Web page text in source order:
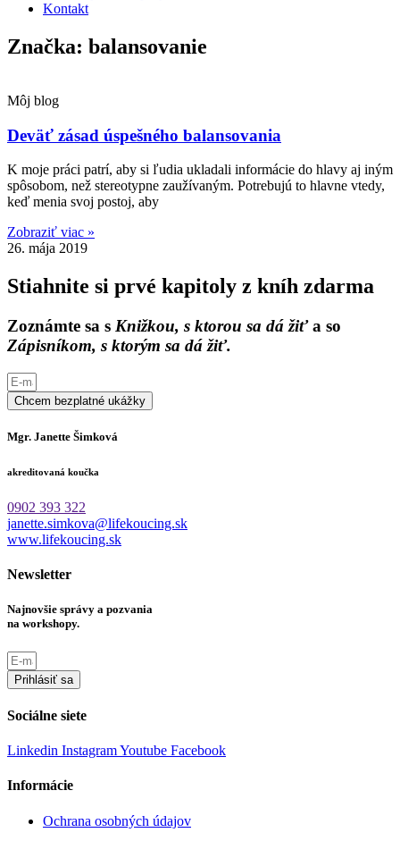
Kontakt
Značka: balansovanie
Môj blog
Deväť zásad úspešného balansovania
K moje práci patrí, aby si ľudia ukladali informácie do hlavy aj iným
spôsobom, než stereotypne zaužívaným. Potrebujú to hlavne vtedy,
keď menia svoj postoj, aby
Zobraziť viac »
26. mája 2019
Stiahnite si prvé kapitoly z kníh zdarma
Zoznámte sa s Knižkou, s ktorou sa dá žiťa so
Zápisníkom, s ktorým sa dá žiť.
Chcem bezplatné ukážky
Mgr. Janette Šimková
akreditovaná koučka
0902 393 322
janette.simkova@lifekoucing.sk
www.lifekoucing.sk
Newsletter
Najnovšie správy a pozvania
na workshopy.
Prihlásiť sa
Sociálne siete
Linkedin InstagramYoutube Facebook
Informácie
Ochrana osobných údajov